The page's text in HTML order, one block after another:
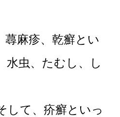
蕁麻疹、乾癬とい
水虫、たむし、し
して、疥癬といっ